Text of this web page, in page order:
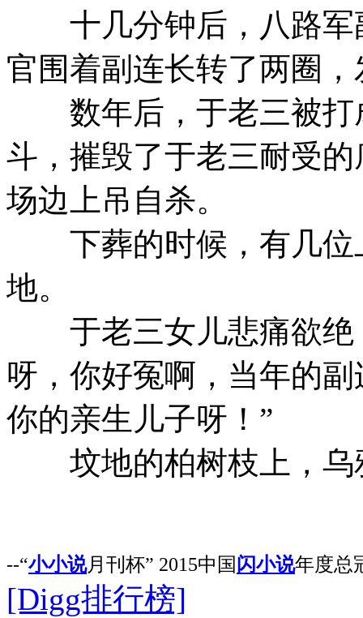
十几分钟后，八路军
官围着副连长转了两圈
数年后，于老三被打
斗，摧毁了于老三耐受
场边上吊自杀。
下葬的时候，有几位
地。
于老三女儿悲痛欲绝
呀，你好冤啊，当年的
你的亲生儿子呀！”
坟地的柏树枝上，乌
--“小小说月刊杯” 2015中国闪小说年度总
[Digg排行榜]